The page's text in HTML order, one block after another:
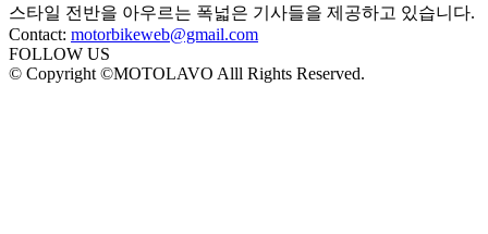
스타일 전반을 아우르는 폭넓은 기사들을 제공하고 있습니다.
Contact: motorbikeweb@gmail.com
FOLLOW US
© Copyright ©MOTOLAVO Alll Rights Reserved.